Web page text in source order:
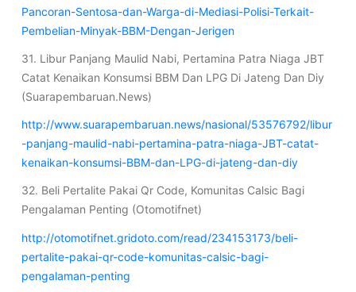
Pancoran-Sentosa-dan-Warga-di-Mediasi-Polisi-Terkait-
Pembelian-Minyak-BBM-Dengan-Jerigen
31. Libur Panjang Maulid Nabi, Pertamina Patra Niaga JBT
Catat Kenaikan Konsumsi BBM Dan LPG Di Jateng Dan Diy
(Suarapembaruan.News)
http://www.suarapembaruan.news/nasional/53576792/libur
-panjang-maulid-nabi-pertamina-patra-niaga-JBT-catat-
kenaikan-konsumsi-BBM-dan-LPG-di-jateng-dan-diy
32. Beli Pertalite Pakai Qr Code, Komunitas Calsic Bagi
Pengalaman Penting (Otomotifnet)
http://otomotifnet.gridoto.com/read/234153173/beli-
pertalite-pakai-qr-code-komunitas-calsic-bagi-
pengalaman-penting